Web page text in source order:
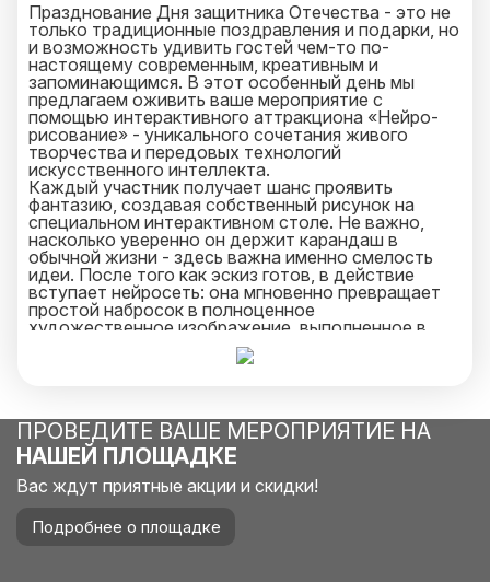
Празднование Дня защитника Отечества - это не
только традиционные поздравления и подарки, но
и возможность удивить гостей чем-то по-
настоящему современным, креативным и
запоминающимся. В этот особенный день мы
предлагаем оживить ваше мероприятие с
помощью интерактивного аттракциона «Нейро-
рисование» - уникального сочетания живого
творчества и передовых технологий
искусственного интеллекта.
Каждый участник получает шанс проявить
фантазию, создавая собственный рисунок на
специальном интерактивном столе. Не важно,
насколько уверенно он держит карандаш в
обычной жизни - здесь важна именно смелость
идеи. После того как эскиз готов, в действие
вступает нейросеть: она мгновенно превращает
простой набросок в полноценное
художественное изображение, выполненное в
выбранной стилистике - будь то классическая
живопись, комикс, киберпанк, акварель или даже
гостей любого возраста: одни восхищаются
технологией, другие - возможностью увидеть
своё воображение, воплощённое в яркой,
профессионально оформленной картине.
Аттракцион отлично вписывается как в
корпоративную программу, так и в семейное
торжество, добавляя атмосфере праздника
элемент интерактива, лёгкости и современного
ПРОВЕДИТЕ ВАШЕ МЕРОПРИЯТИЕ НА
НАШЕЙ ПЛОЩАДКЕ
Вас ждут приятные акции и скидки!
Подробнее о площадке